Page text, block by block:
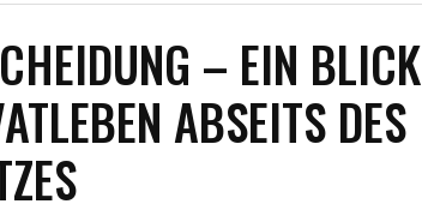
– EIN BLICK
ABSEITS DES